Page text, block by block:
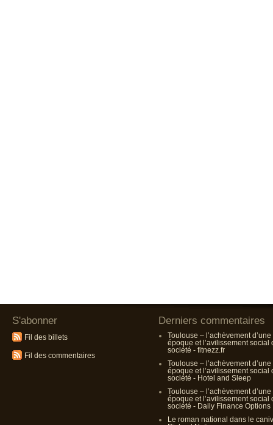
S'abonner
Fil des billets
Fil des commentaires
Derniers commentaires
Toulouse – l’achèvement d’une
époque et l’avilissement social
société - fitnezz.fr
Toulouse – l’achèvement d’une
époque et l’avilissement social
société - Hotel and Sleep
Toulouse – l’achèvement d’une
époque et l’avilissement social
société - Daily Finance Options
Le roman national dans le